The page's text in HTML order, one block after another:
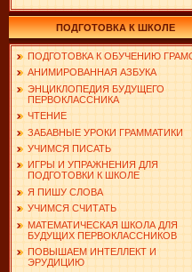
ПОДГОТОВКА К ШКОЛЕ
ПОДГОТОВКА К ОБУЧЕНИЮ
АНИМИРОВАННАЯ АЗБУКА
ЭНЦИКЛОПЕДИЯ БУДУЩЕГО
ПЕРВОКЛАССНИКА
ЧТЕНИЕ
ЗАБАВНЫЕ УРОКИ ГРАММАТИКИ
УЧИМСЯ ПИСАТЬ
ИГРЫ И УПРАЖНЕНИЯ ДЛЯ
ПОДГОТОВКИ К ШКОЛЕ
Я ПИШУ СЛОВА
УЧИМСЯ СЧИТАТЬ
МАТЕМАТИЧЕСКАЯ ШКОЛА ДЛЯ
БУДУЩИХ ПЕРВОКЛАССНИКОВ
ПОВЫШАЕМ ИНТЕЛЛЕКТ И
ЭРУДИЦИЮ